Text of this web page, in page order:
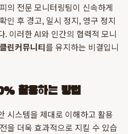
의 전문 모니터링팀이 신속하게
인 후 경고, 일시 정지, 영구 정지
. 이러한 AI와 인간의 협력적 모니
클린커뮤니티를 유지하는 비결입니
활용하는 방법
시스템을 제대로 이해하고 활용
을 더욱 효과적으로 지킬 수 있습